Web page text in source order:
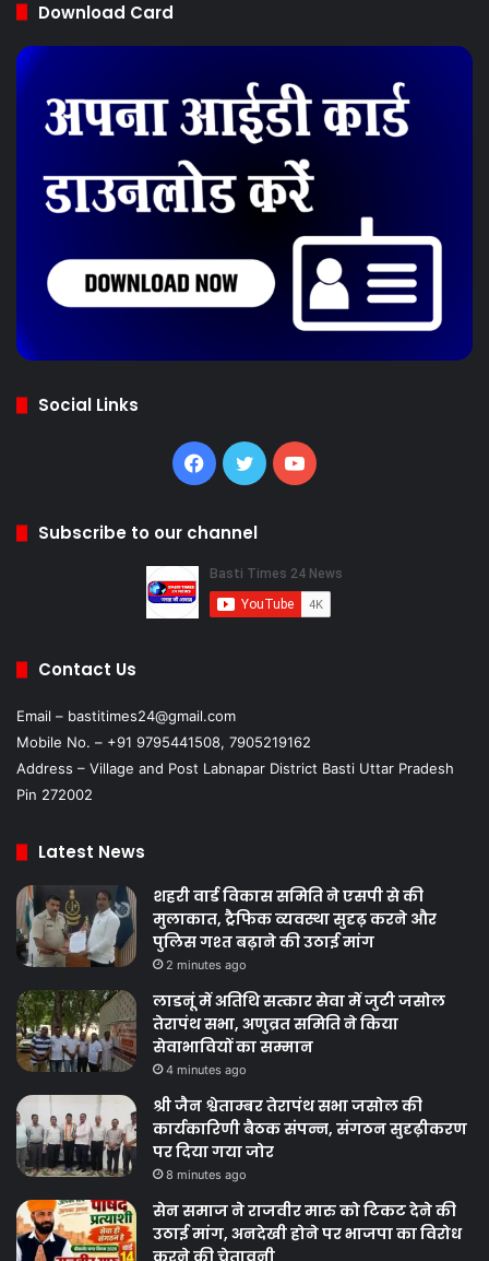
Download Card
Subscribe to our channel
Email – bastitimes24@gmail.com
Mobile No. – +91 9795441508, 7905219162
Address – Village and Post Labnapar District Basti Uttar Pradesh
Latest News
शहरी वार्ड विकास समिति ने एसपी से की
मुलाकात, ट्रैफिक व्यवस्था सुदृढ़ करने और
पुलिस गश्त बढ़ाने की उठाई मांग
2 minutes ago
लाडनूं में अतिथि सत्कार सेवा में जुटी जसोल
तेरापंथ सभा, अणुव्रत समिति ने किया
सेवाभावियों का सम्मान
4 minutes ago
श्री जैन श्वेताम्बर तेरापंथ सभा जसोल की
कार्यकारिणी बैठक संपन्न, संगठन सुदृढ़ीकरण
पर दिया गया जोर
8 minutes ago
सेन समाज ने राजवीर मारु को टिकट देने की